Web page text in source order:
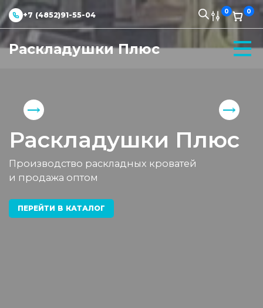
+7 (4852)91-55-04 0 0
Раскладушки Плюс
Раскладушки Плюс
Производство раскладных кроватей
и продажа оптом
ПЕРЕЙТИ В КАТАЛОГ